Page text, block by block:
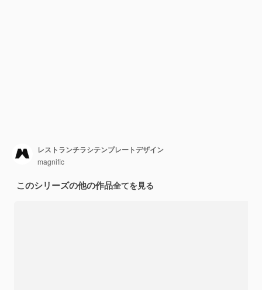
レストランチラシテンプレートデザイン
magnific
このシリーズの他の作品全てを見る